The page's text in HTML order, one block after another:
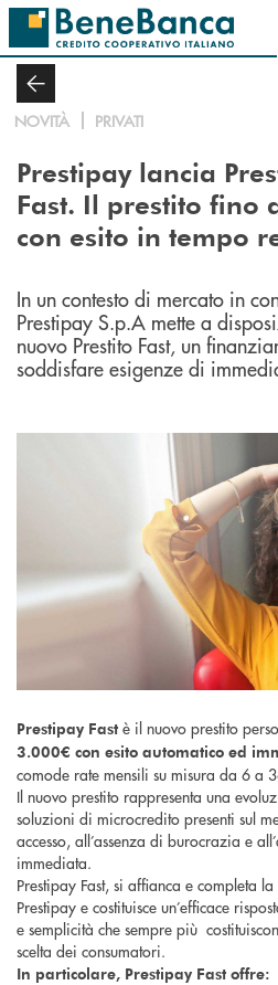
Salta al contenuto principale
NOVITÀ PRIVATI
Prestipay lancia
Fast. Il prestito fino
con esito in tempo
In un contesto di mercato in
Prestipay S.p.A mette a
nuovo Prestito Fast, un
soddisfare esigenze di
Prestipay Fast è il nuovo prestito
3.000€ con esito automatico ed
comode rate mensili su misura da 6 a
Il nuovo prestito rappresenta una
soluzioni di microcredito presenti sul
accesso, all’assenza di burocrazia e
immediata.
Prestipay Fast, si affianca e completa
Prestipay e costituisce un’efficace
e semplicità che sempre più
scelta dei consumatori.
In particolare, Prestipay Fast offre: